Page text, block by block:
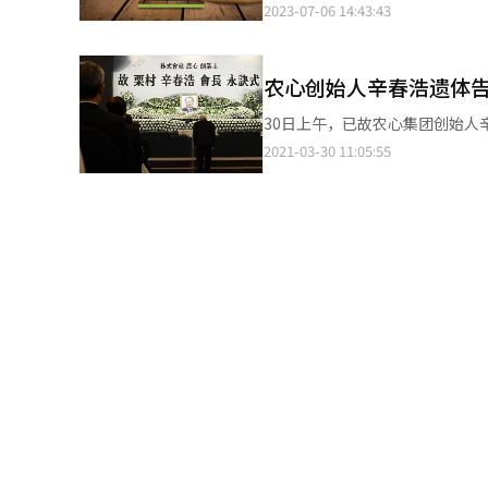
营的뚜레쥬르于24日宣布，将于31日起调整部
别上涨200韩元和300韩元，76种产品的建议零售价平
受。”并表示：“CJ食品城将继续努力为客户提供
费用上涨而持续进行价格调整。
道，提升品牌知名度，扩大销售规模。 在美国市场，农心提出到2030年跻身方便面市场份额第一的
差距。 在欧洲市场，农心的目标是超越雀巢和日本企业，成为方便面市场份额冠军。为此，公司于去年3月在荷兰阿
姆斯特丹设立欧洲法人，并针对
划分为西欧、东欧、南欧和北欧
合人民币11元至16元），甚至5000韩
生产的部分零食转移到其他工厂，以更加集中地生产
断货、售罄的新闻令人费解。制
次性放出所有产品。 专家解释说，这种“饥饿营销”手法显示了食品公司的迫切心情。由于新产品在市场上立足困
难，试图通过这种方式再次引起消费者关注。 仁荷大学消费者学系销售李恩熙（音）
2023-07-06 14:43:43
农心创始人辛春浩遗体
2021-03-30 11:05:55